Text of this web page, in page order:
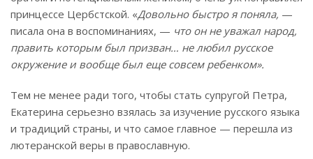
принцессе Цербстской. «Довольно быстро я поняла, —
писала она в воспоминаниях, — что он не уважал народ,
править которым был призван… не любил русское
окружение и вообще был еще совсем ребенком».
Тем не менее ради того, чтобы стать супругой Петра,
Екатерина серьезно взялась за изучение русского языка
и традиций страны, и что самое главное — перешла из
лютеранской веры в православную.